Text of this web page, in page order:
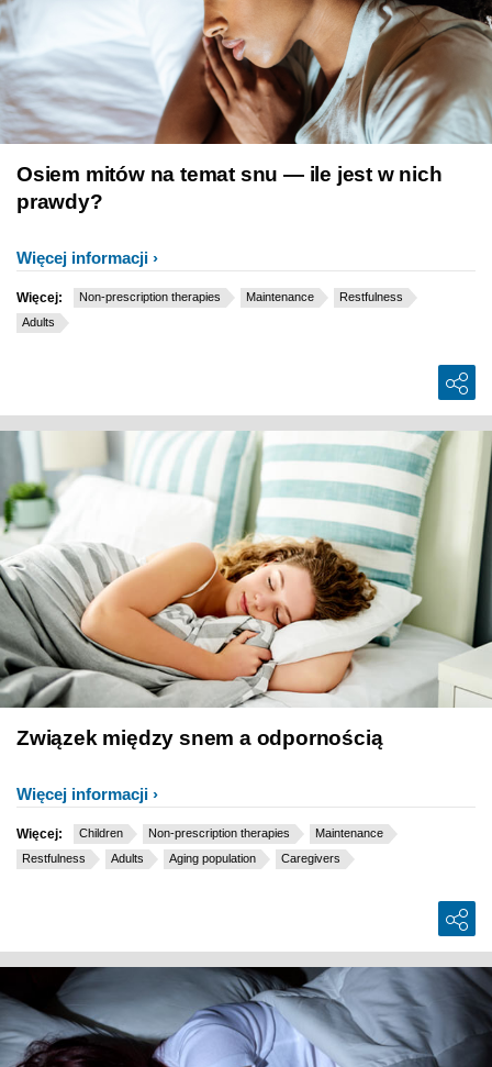
Osiem mitów na temat snu — ile jest w nich
prawdy?
Więcej informacji
Więcej: Non-prescription therapies Maintenance
Restfulness
Adults
Związek między snem a odpornością
Więcej informacji
Więcej: Children Non-prescription therapies
Maintenance
Restfulness
Adults Aging population Caregivers